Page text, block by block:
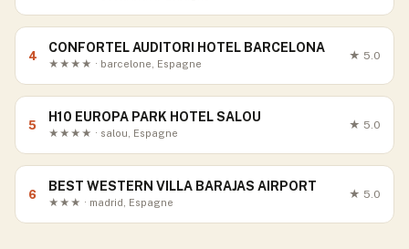
4
CONFORTEL AUDITORI HOTEL BARCELONA
★★★★ · barcelone, Espagne
★ 5.0
5
H10 EUROPA PARK HOTEL SALOU
★★★★ · salou, Espagne
★ 5.0
6
BEST WESTERN VILLA BARAJAS AIRPORT
★★★ · madrid, Espagne
★ 5.0